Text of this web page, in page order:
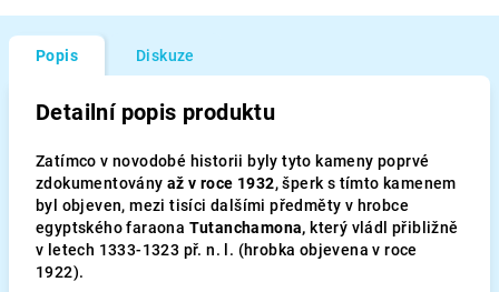
Popis Diskuze
Detailní popis produktu
Zatímco v novodobé historii byly tyto kameny poprvé
zdokumentovány až v roce 1932, šperk s tímto kamenem
byl objeven, mezi tisíci dalšími předměty v hrobce
egyptského faraona Tutanchamona, který vládl přibližně
v letech 1333-1323 př. n. l. (hrobka objevena v roce
1922).